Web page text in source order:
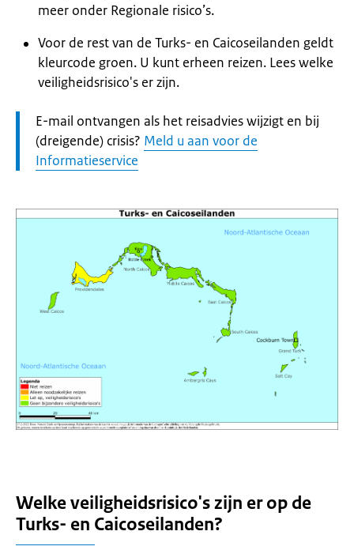
meer onder Regionale risico’s.
Voor de rest van de Turks- en Caicoseilanden geldt
kleurcode groen. U kunt erheen reizen. Lees welke
veiligheidsrisico's er zijn.
Let
op:
E-mail ontvangen als het reisadvies wijzigt en bij
(dreigende) crisis? Meld u aan voor de
Informatieservice
Welke veiligheidsrisico's zijn er op de
Turks- en Caicoseilanden?